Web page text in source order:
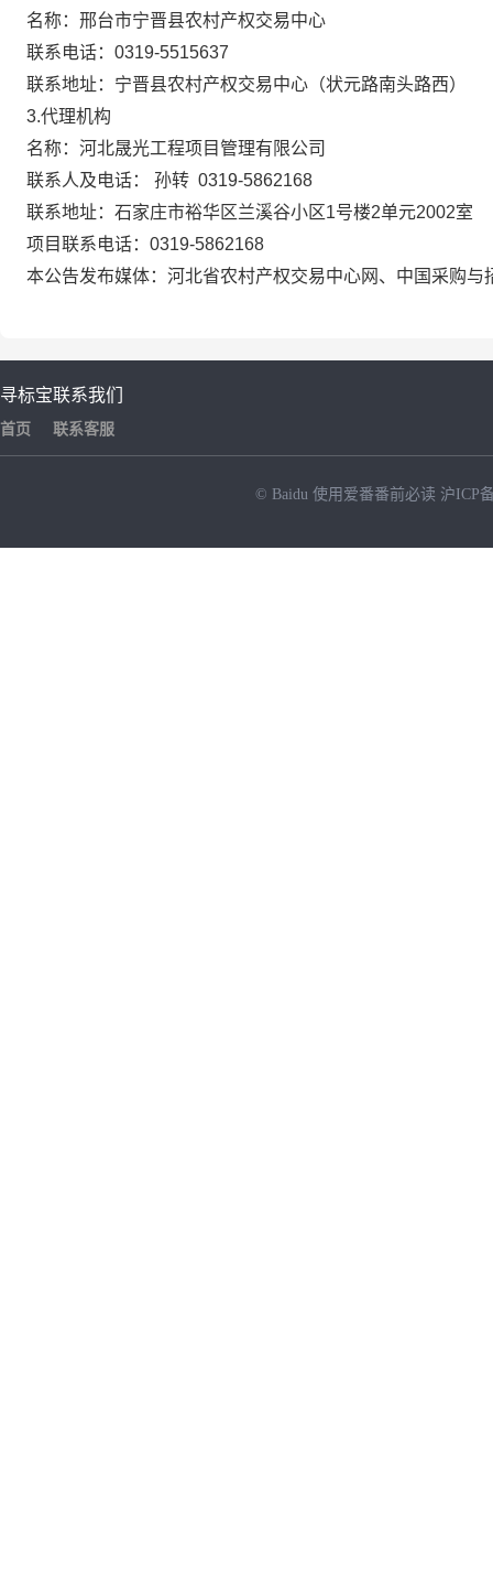
名称：邢台市宁晋县农村产权交易中心
联系电话：0319-5515637
联系地址：宁晋县农村产权交易中心（状元路南头路西）
3.代理机构
名称：河北晟光工程项目管理有限公司
联系人及电话： 孙转 0319-5862168
联系地址：石家庄市裕华区兰溪谷小区1号楼2单元2002室
项目联系电话：0319-5862168
本公告发布媒体：河北省农村产权交易中心网、中国采购与
寻标宝
首页
联系我们
联系客服
© Baidu 使用爱番番前必读 沪ICP